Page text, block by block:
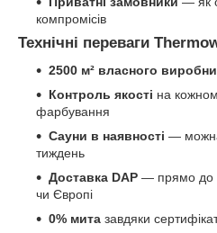
компромісів
Технічні переваги
2500 м² власного
Контроль якості на
фарбування
Сауни в наявності —
тиждень
Доставка DAP — прямо до
чи Європі
0% мита завдяки